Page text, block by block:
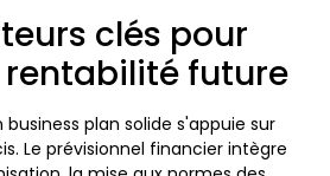
clés pour
rentabilité future
plan solide s'appuie sur
Le prévisionnel financier intègre